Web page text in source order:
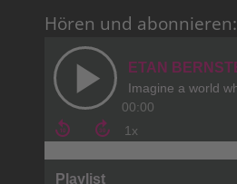
Hören und abonnieren: